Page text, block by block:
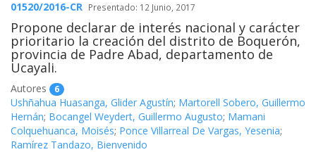
01520/2016-CR Presentado: 12 Junio, 2017
Propone declarar de interés nacional y carácter
prioritario la creación del distrito de Boquerón,
provincia de Padre Abad, departamento de
Ucayali.
Autores 6
Ushñahua Huasanga, Glider Agustín; Martorell Sobero, Guillermo
Hernán; Bocangel Weydert, Guillermo Augusto; Mamani
Colquehuanca, Moisés; Ponce Villarreal De Vargas, Yesenia;
Ramírez Tandazo, Bienvenido